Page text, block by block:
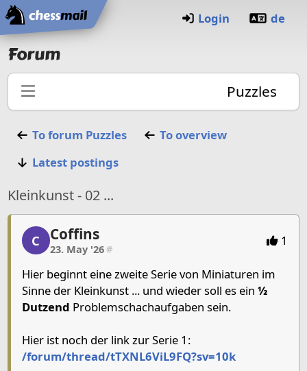
Home
Login de
Forum
Puzzles
To forum Puzzles
To overview
Latest postings
Kleinkunst - 02 ...
Coffins, 1/8, 23. May '26
C Coffins
23. May '26#
1
Hier beginnt eine zweite Serie von Miniaturen im
Sinne der Kleinkunst ... und wieder soll es ein ½
Dutzend Problemschachaufgaben sein.
Hier ist noch der link zur Serie 1:
/forum/thread/tTXNL6ViL9FQ?sv=10k